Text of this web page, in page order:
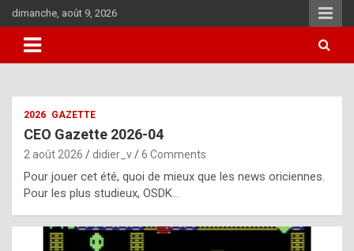
Skip
to
content
dimanche, août 9, 2026
i
u
l
2026 GAZETTE
CEO Gazette 2026-04
2 août 2026 didier_v 6 Comments
Pour jouer cet été, quoi de mieux que les news oriciennes.
Pour les plus studieux, OSDK…